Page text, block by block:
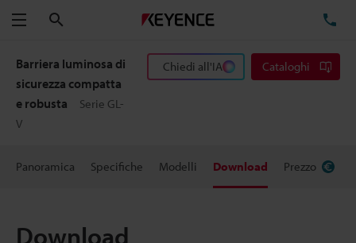
Menu
Barriera luminosa di
sicurezza compatta
e robusta
Serie GL-
V
Chiedi all'IA Cataloghi
Panoramica Specifiche Modelli Download Prezzo
Download